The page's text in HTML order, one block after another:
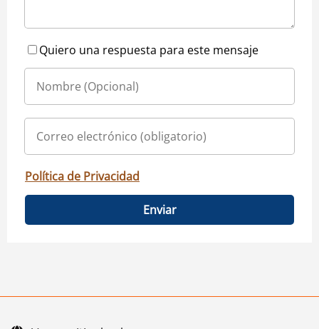
Quiero una respuesta para este mensaje
Política de Privacidad
Enviar